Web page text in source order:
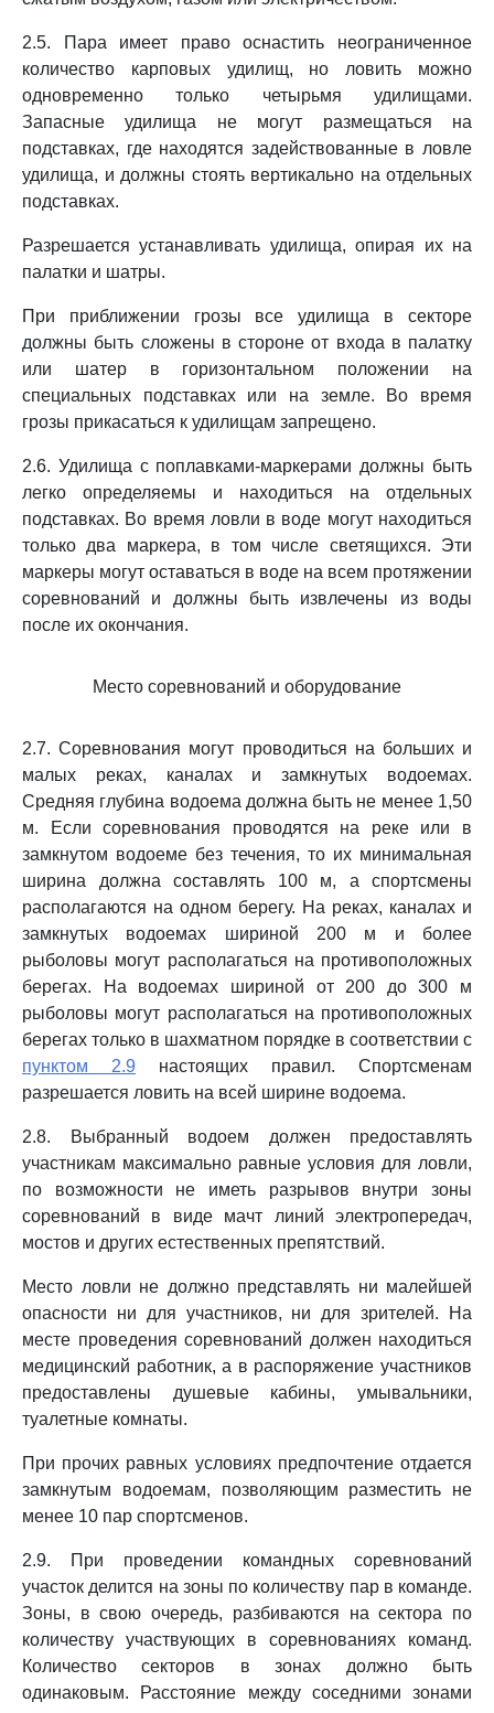
2.5. Пара имеет право оснастить неограниченное
количество карповых удилищ, но ловить можно
одновременно только четырьмя удилищами.
Запасные удилища не могут размещаться на
подставках, где находятся задействованные в ловле
удилища, и должны стоять вертикально на отдельных
подставках.
Разрешается устанавливать удилища, опирая их на
палатки и шатры.
При приближении грозы все удилища в секторе
должны быть сложены в стороне от входа в палатку
или шатер в горизонтальном положении на
специальных подставках или на земле. Во время
грозы прикасаться к удилищам запрещено.
2.6. Удилища с поплавками-маркерами должны быть
легко определяемы и находиться на отдельных
подставках. Во время ловли в воде могут находиться
только два маркера, в том числе светящихся. Эти
маркеры могут оставаться в воде на всем протяжении
соревнований и должны быть извлечены из воды
после их окончания.
Место соревнований и оборудование
2.7. Соревнования могут проводиться на больших и
малых реках, каналах и замкнутых водоемах.
Средняя глубина водоема должна быть не менее 1,50
м. Если соревнования проводятся на реке или в
замкнутом водоеме без течения, то их минимальная
ширина должна составлять 100 м, а спортсмены
располагаются на одном берегу. На реках, каналах и
замкнутых водоемах шириной 200 м и более
рыболовы могут располагаться на противоположных
берегах. На водоемах шириной от 200 до 300 м
рыболовы могут располагаться на противоположных
берегах только в шахматном порядке в соответствии с
пунктом 2.9 настоящих правил. Спортсменам
разрешается ловить на всей ширине водоема.
2.8. Выбранный водоем должен предоставлять
участникам максимально равные условия для ловли,
по возможности не иметь разрывов внутри зоны
соревнований в виде мачт линий электропередач,
мостов и других естественных препятствий.
Место ловли не должно представлять ни малейшей
опасности ни для участников, ни для зрителей. На
месте проведения соревнований должен находиться
медицинский работник, а в распоряжение участников
предоставлены душевые кабины, умывальники,
туалетные комнаты.
При прочих равных условиях предпочтение отдается
замкнутым водоемам, позволяющим разместить не
менее 10 пар спортсменов.
2.9. При проведении командных соревнований
участок делится на зоны по количеству пар в команде.
Зоны, в свою очередь, разбиваются на сектора по
количеству участвующих в соревнованиях команд.
Количество секторов в зонах должно быть
одинаковым. Расстояние между соседними зонами